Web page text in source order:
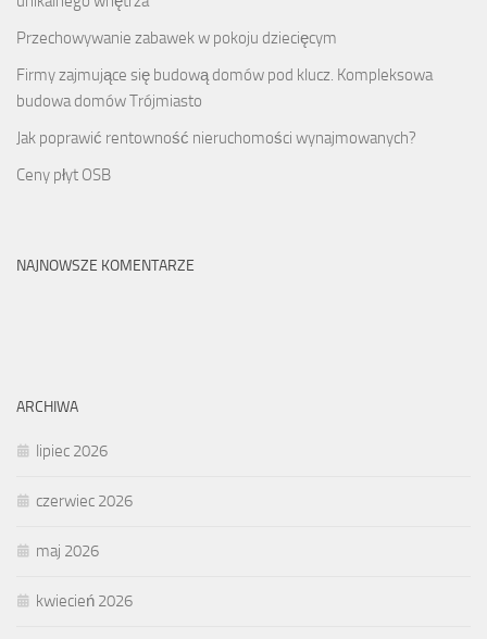
Przechowywanie zabawek w pokoju dziecięcym
Firmy zajmujące się budową domów pod klucz. Kompleksowa
budowa domów Trójmiasto
Jak poprawić rentowność nieruchomości wynajmowanych?
Ceny płyt OSB
NAJNOWSZE KOMENTARZE
ARCHIWA
lipiec 2026
czerwiec 2026
maj 2026
kwiecień 2026